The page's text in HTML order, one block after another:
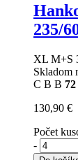
235/
XL M+S
Skladom
C B B
130,90 €
Počet
-